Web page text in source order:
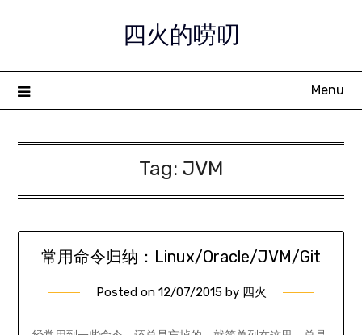
四火的唠叨
Menu
Tag: JVM
常用命令归纳：Linux/Oracle/JVM/Git
Posted on 12/07/2015by 四火